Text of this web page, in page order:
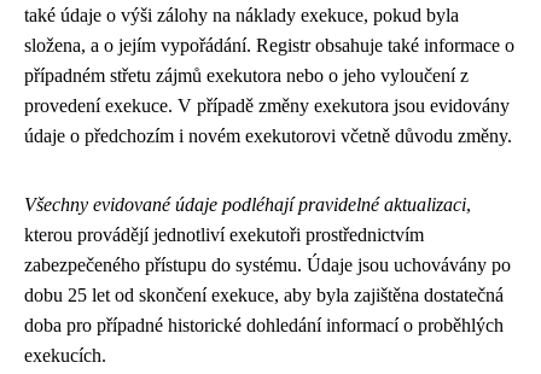
také údaje o výši zálohy na náklady exekuce, pokud byla
složena, a o jejím vypořádání. Registr obsahuje také informace o
případném střetu zájmů exekutora nebo o jeho vyloučení z
provedení exekuce. V případě změny exekutora jsou evidovány
údaje o předchozím i novém exekutorovi včetně důvodu změny.
Všechny evidované údaje podléhají pravidelné aktualizaci,
kterou provádějí jednotliví exekutoři prostřednictvím
zabezpečeného přístupu do systému. Údaje jsou uchovávány po
dobu 25 let od skončení exekuce, aby byla zajištěna dostatečná
doba pro případné historické dohledání informací o proběhlých
exekucích.